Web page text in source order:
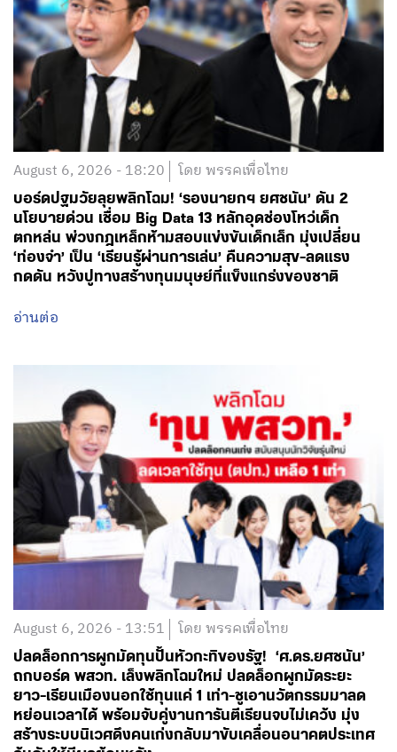
August 6, 2026 - 18:20 โดย พรรคเพื่อไทย
บอร์ดปฐมวัยลุยพลิกโฉม! ‘รองนายกฯ ยศชนัน’ ดัน 2
นโยบายด่วน เชื่อม Big Data 13 หลักอุดช่องโหว่เด็ก
ตกหล่น พ่วงกฎเหล็กห้ามสอบแข่งขันเด็กเล็ก มุ่งเปลี่ยน
‘ท่องจำ’ เป็น ‘เรียนรู้ผ่านการเล่น’ คืนความสุข-ลดแรง
กดดัน หวังปูทางสร้างทุนมนุษย์ที่แข็งแกร่งของชาติ
อ่านต่อ
August 6, 2026 - 13:51 โดย พรรคเพื่อไทย
ปลดล็อกการผูกมัดทุนปั้นหัวกะทิของรัฐ! ‘ศ.ดร.ยศชนัน’
ถกบอร์ด พสวท. เล็งพลิกโฉมใหม่ ปลดล็อกผูกมัดระยะ
ยาว-เรียนเมืองนอกใช้ทุนแค่ 1 เท่า-ชูเอานวัตกรรมมาลด
หย่อนเวลาได้ พร้อมจับคู่งานการันตีเรียนจบไม่เคว้ง มุ่ง
สร้างระบบนิเวศดึงคนเก่งกลับมาขับเคลื่อนอนาคตประเทศ